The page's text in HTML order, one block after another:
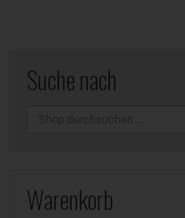
Suche nach
Warenkorb